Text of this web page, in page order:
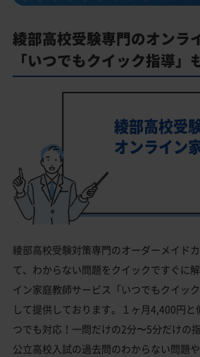
綾部高校受験専門のオンラ
「いつでもクイック指導」
綾部高校受
オンライン
綾部高校受験対策専門のオーダーメイド
て、わからない問題をクイックですぐに
イン家庭教師サービス「いつでもクイッ
して提供しております。１ヶ月4,400円
つでも対応！一問だけの2分〜5分だけの
公立高校入試の過去問のわからない問題